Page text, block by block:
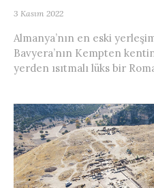
3 Kasım 2022
Almanya’nın en eski
Bavyera’nın Kempten
yerden ısıtmalı lüks bir